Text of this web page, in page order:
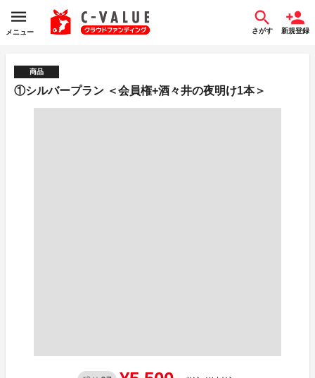
メニュー さがす 新規登録
商品
①シルバープラン ＜会員権+酒々井の夜明け1本＞